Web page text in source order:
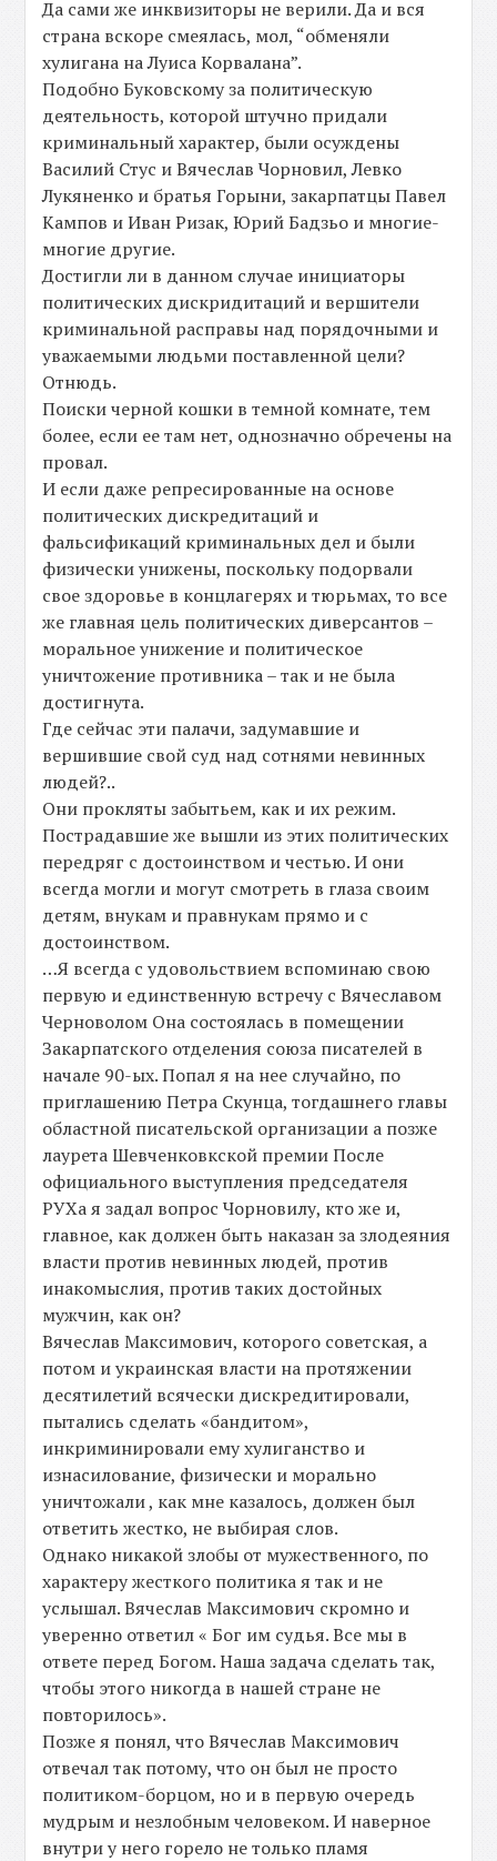
Да сами же инквизиторы не верили. Да и вся
страна вскоре смеялась, мол, “обменяли
хулигана на Луиса Корвалана”.
Подобно Буковскому за политическую
деятельность, которой штучно придали
криминальный характер, были осуждены
Василий Стус и Вячеслав Чорновил, Левко
Лукяненко и братья Горыни, закарпатцы Павел
Кампов и Иван Ризак, Юрий Бадзьо и многие-
многие другие.
Достигли ли в данном случае инициаторы
политических дискридитаций и вершители
криминальной расправы над порядочными и
уважаемыми людьми поставленной цели?
Отнюдь.
Поиски черной кошки в темной комнате, тем
более, если ее там нет, однозначно обречены на
провал.
И если даже репресированные на основе
политических дискредитаций и
фальсификаций криминальных дел и были
физически унижены, поскольку подорвали
свое здоровье в концлагерях и тюрьмах, то все
же главная цель политических диверсантов –
моральное унижение и политическое
уничтожение противника – так и не была
достигнута.
Где сейчас эти палачи, задумавшие и
вершившие свой суд над сотнями невинных
людей?..
Они прокляты забытьем, как и их режим.
Пострадавшие же вышли из этих политических
передряг с достоинством и честью. И они
всегда могли и могут смотреть в глаза своим
детям, внукам и правнукам прямо и с
достоинством.
…Я всегда с удовольствием вспоминаю свою
первую и единственную встречу с Вячеславом
Черноволом Она состоялась в помещении
Закарпатского отделения союза писателей в
начале 90-ых. Попал я на нее случайно, по
приглашению Петра Скунца, тогдашнего главы
областной писательской организации а позже
лаурета Шевченковкской премии После
официального выступления председателя
РУХа я задал вопрос Чорновилу, кто же и,
главное, как должен быть наказан за злодеяния
власти против невинных людей, против
инакомыслия, против таких достойных
мужчин, как он?
Вячеслав Максимович, которого советская, а
потом и украинская власти на протяжении
десятилетий всячески дискредитировали,
пытались сделать «бандитом»,
инкриминировали ему хулиганство и
изнасилование, физически и морально
уничтожали , как мне казалось, должен был
ответить жестко, не выбирая слов.
Однако никакой злобы от мужественного, по
характеру жесткого политика я так и не
услышал. Вячеслав Максимович скромно и
уверенно ответил « Бог им судья. Все мы в
ответе перед Богом. Наша задача сделать так,
чтобы этого никогда в нашей стране не
повторилось».
Позже я понял, что Вячеслав Максимович
отвечал так потому, что он был не просто
политиком-борцом, но и в первую очередь
мудрым и незлобным человеком. И наверное
внутри у него горело не только пламя